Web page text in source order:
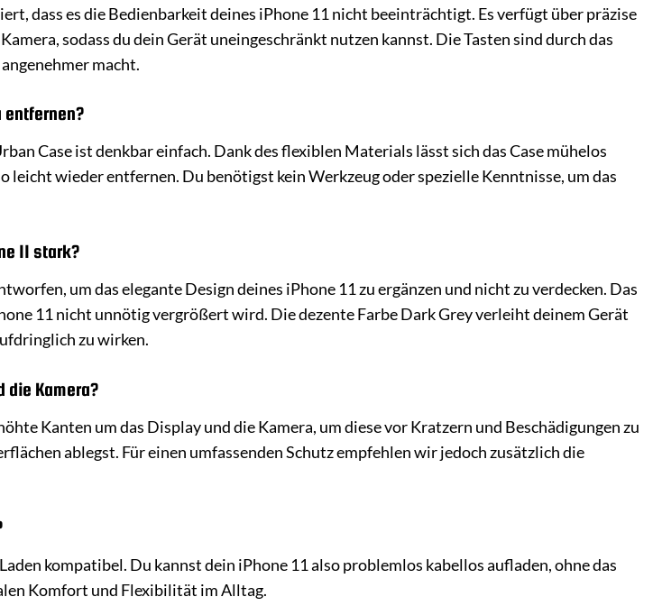
dass es die Bedienbarkeit deines iPhone 11 nicht beeinträchtigt. Es verfügt über präzise
sodass du dein Gerät uneingeschränkt nutzen kannst. Die Tasten sind durch das
macht.
entfernen?
Case ist denkbar einfach. Dank des flexiblen Materials lässt sich das Case mühelos
leicht wieder entfernen. Du benötigst kein Werkzeug oder spezielle Kenntnisse, um das
11 stark?
um das elegante Design deines iPhone 11 zu ergänzen und nicht zu verdecken. Das
11 nicht unnötig vergrößert wird. Die dezente Farbe Dark Grey verleiht deinem Gerät
zu wirken.
die Kamera?
Kanten um das Display und die Kamera, um diese vor Kratzern und Beschädigungen zu
ablegst. Für einen umfassenden Schutz empfehlen wir jedoch zusätzlich die
kompatibel. Du kannst dein iPhone 11 also problemlos kabellos aufladen, ohne das
Komfort und Flexibilität im Alltag.